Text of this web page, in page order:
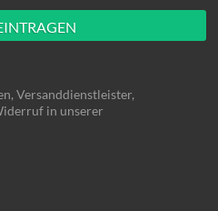
Versanddienstleister,
in unserer